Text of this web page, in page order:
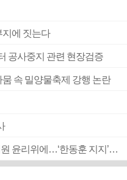
에 짓는다
공사중지 관련 현장검증
속 밀양물축제 강행 논란
국힘 부산시당, ‘정이한 조력’ 시의원 윤리위에…‘한동훈 지지’도 신고접수